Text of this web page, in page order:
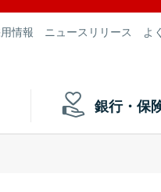
情報 ニュースリリース よ
銀行・保